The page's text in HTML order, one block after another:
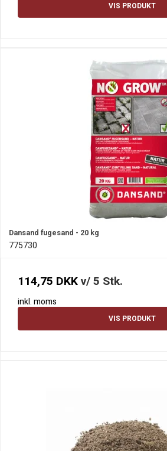
VIS PRODUKT
Dansand fugesand - 20 kg
775730
114,75 DKKv/ 5 Stk.
inkl. moms
VIS PRODUKT